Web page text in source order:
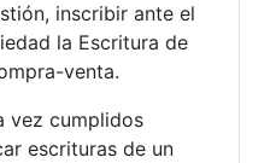
inscribir ante el
la Escritura de
venta.
vez cumplidos
escrituras de un